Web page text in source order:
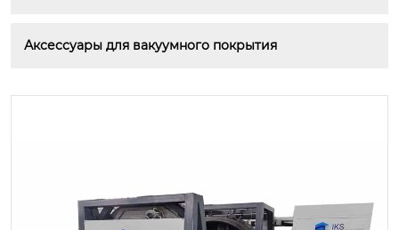
Аксессуары для вакуумного покрытия